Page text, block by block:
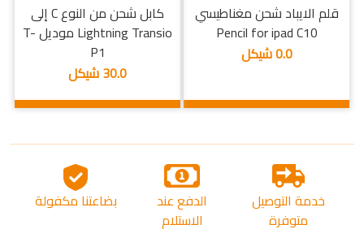
قلم الايباد شحن مغناطيسي
Pencil for ipad C10
0.0 شيكل
كابل شحن من النوع C إلى
Lightning Transio موديل T-
P1
30.0 شيكل
خدمة التوصيل
متوفرة
الدفع عند
الاستلام
بضاعتنا مكفولة